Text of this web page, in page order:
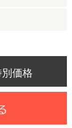
価格